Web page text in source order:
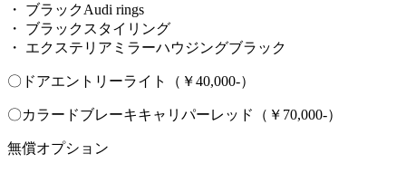
・ ブラックAudi rings
・ ブラックスタイリング
・ エクステリアミラーハウジングブラック
〇ドアエントリーライト（￥40,000-）
〇カラードブレーキキャリパーレッド（￥70,000-）
無償オプション